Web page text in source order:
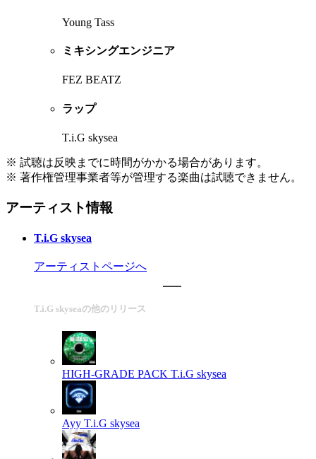
Young Tass
ミキシングエンジニア
FEZ BEATZ
ラップ
T.i.G skysea
※ 試聴は反映までに時間がかかる場合があります。
※ 著作権管理事業者等が管理する楽曲は試聴できません。
アーティスト情報
T.i.G skysea
アーティストページへ
T.i.G skyseaの他のリリース
HIGH-GRADE PACK T.i.G skysea
Ayy T.i.G skysea